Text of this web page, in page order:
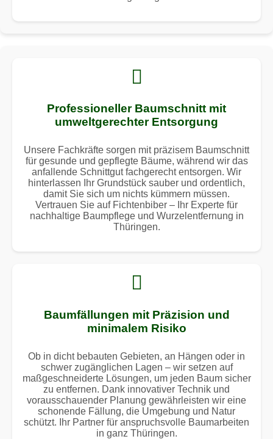
Professioneller Baumschnitt mit
umweltgerechter Entsorgung
Unsere Fachkräfte sorgen mit präzisem Baumschnitt
für gesunde und gepflegte Bäume, während wir das
anfallende Schnittgut fachgerecht entsorgen. Wir
hinterlassen Ihr Grundstück sauber und ordentlich,
damit Sie sich um nichts kümmern müssen.
Vertrauen Sie auf Fichtenbiber – Ihr Experte für
nachhaltige Baumpflege und Wurzelentfernung in
Thüringen.
Baumfällungen mit Präzision und
minimalem Risiko
Ob in dicht bebauten Gebieten, an Hängen oder in
schwer zugänglichen Lagen – wir setzen auf
maßgeschneiderte Lösungen, um jeden Baum sicher
zu entfernen. Dank innovativer Technik und
vorausschauender Planung gewährleisten wir eine
schonende Fällung, die Umgebung und Natur
schützt. Ihr Partner für anspruchsvolle Baumarbeiten
in ganz Thüringen.